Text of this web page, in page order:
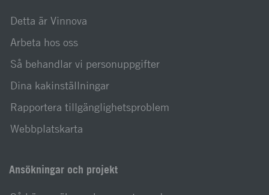
Detta är Vinnova
Arbeta hos oss
Så behandlar vi personuppgifter
Dina kakinställningar
Rapportera tillgänglighetsproblem
Webbplatskarta
Ansökningar och projekt